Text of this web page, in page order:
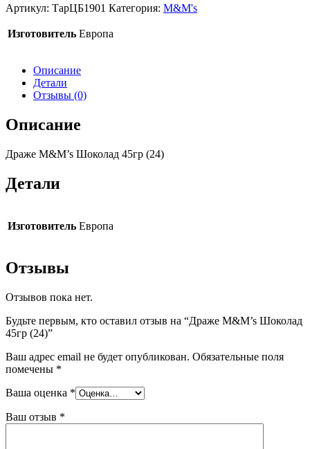
Артикул: ТарЦБ1901 Категория: M&M's
Изготовитель Европа
Описание
Детали
Отзывы (0)
Описание
Драже M&M’s Шоколад 45гр (24)
Детали
Изготовитель Европа
Отзывы
Отзывов пока нет.
Будьте первым, кто оставил отзыв на “Драже M&M’s Шоколад
45гр (24)”
Ваш адрес email не будет опубликован. Обязательные поля
помечены *
Ваша оценка *
Ваш отзыв *